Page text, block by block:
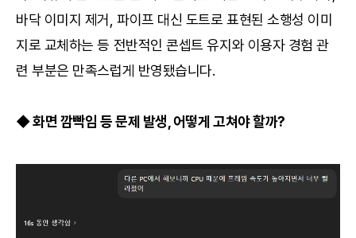
바닥 이미지 제거, 파이프 대신 도트로 표현된 소행성 이미
지로 교체하는 등 전반적인 콘셉트 유지와 이용자 경험 관
련 부분은 만족스럽게 반영됐습니다.
◆ 화면 깜빡임 등 문제 발생, 어떻게 고쳐야 할까?